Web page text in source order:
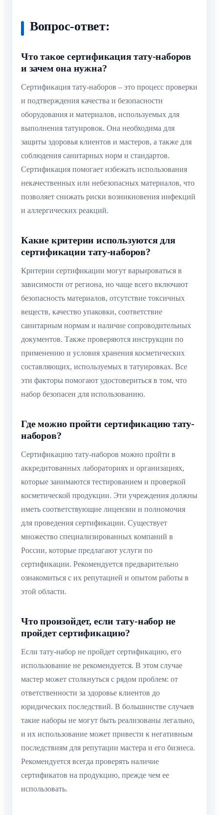
Вопрос-ответ:
Что такое сертификация тату-наборов
и зачем она нужна?
Сертификация тату-наборов – это процесс проверки
и подтверждения качества и безопасности
оборудования и материалов, используемых для
выполнения татуировок. Она необходима для
защиты здоровья клиентов и мастеров, а также для
соблюдения санитарных норм и стандартов.
Сертификация помогает избежать использования
некачественных или небезопасных материалов, что
позволяет снижать риски возникновения инфекций
и аллергических реакций.
Какие критерии используются для
сертификации тату-наборов?
Критерии сертификации могут варьироваться в
зависимости от региона, но чаще всего включают
безопасность материалов, отсутствие токсичных
веществ, качество упаковки, соответствие
санитарным нормам и наличие сопроводительных
документов. Также проверяются инструкции по
применению и условия хранения косметических
составляющих, используемых в татуировках. Все
эти факторы помогают удостовериться в том, что
набор безопасен для использованию.
Где можно пройти сертификацию тату-
наборов?
Сертификацию тату-наборов можно пройти в
аккредитованных лабораториях и организациях,
которые занимаются тестированием и проверкой
косметической продукции. Эти учреждения должны
иметь соответствующие лицензии и полномочия
для проведения сертификации. Существует
множество специализированных компаний в
России, которые предлагают услуги по
сертификации. Рекомендуется предварительно
ознакомиться с их репутацией и опытом работы в
этой области.
Что произойдет, если тату-набор не
пройдет сертификацию?
Если тату-набор не пройдет сертификацию, его
использование не рекомендуется. В этом случае
мастер может столкнуться с рядом проблем: от
ответственности за здоровье клиентов до
юридических последствий. В большинстве случаев
такие наборы не могут быть реализованы легально,
и их использование может привести к негативным
последствиям для репутации мастера и его бизнеса.
Рекомендуется всегда проверять наличие
сертификатов на продукцию, прежде чем ее
использовать.